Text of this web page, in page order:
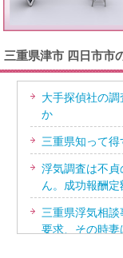
三重県津市 四日市市
大手探偵社の
か
三重県知って
浮気調査は不
ん。成功報酬
三重県浮気相
要求、その時妻